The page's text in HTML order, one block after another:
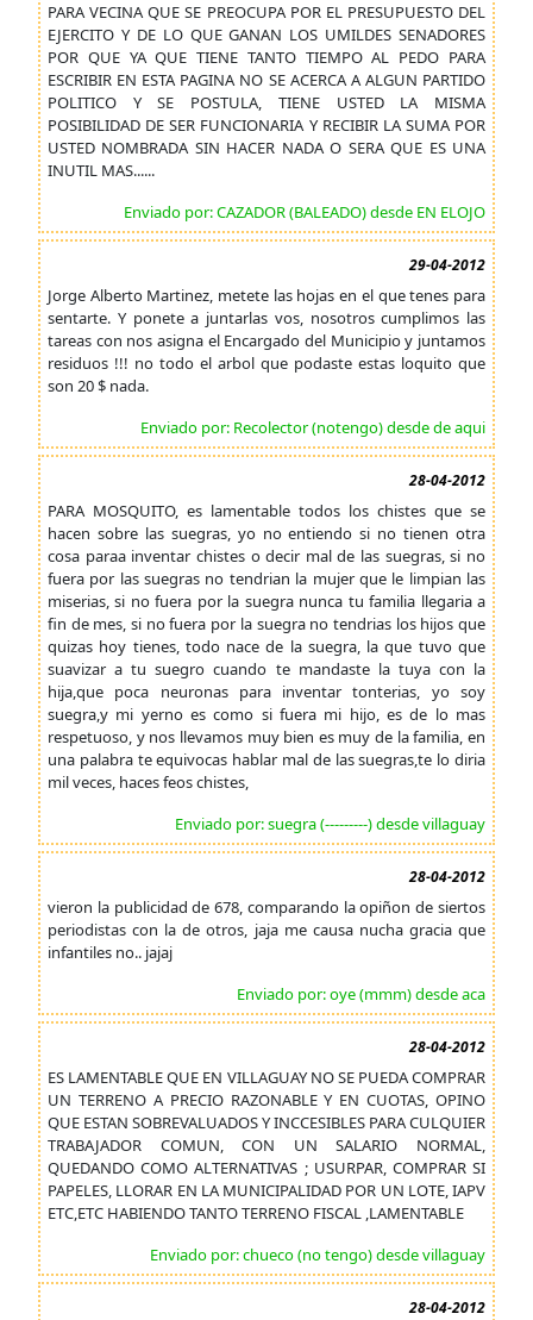
PARA VECINA QUE SE PREOCUPA POR EL PRESUPUESTO DEL
EJERCITO Y DE LO QUE GANAN LOS UMILDES SENADORES
POR QUE YA QUE TIENE TANTO TIEMPO AL PEDO PARA
ESCRIBIR EN ESTA PAGINA NO SE ACERCA A ALGUN PARTIDO
POLITICO Y SE POSTULA, TIENE USTED LA MISMA
POSIBILIDAD DE SER FUNCIONARIA Y RECIBIR LA SUMA POR
USTED NOMBRADA SIN HACER NADA O SERA QUE ES UNA
INUTIL MAS......
Enviado por: CAZADOR (BALEADO) desde EN ELOJO
29-04-2012
Jorge Alberto Martinez, metete las hojas en el que tenes para
sentarte. Y ponete a juntarlas vos, nosotros cumplimos las
tareas con nos asigna el Encargado del Municipio y juntamos
residuos !!! no todo el arbol que podaste estas loquito que
son 20 $ nada.
Enviado por: Recolector (notengo) desde de aqui
28-04-2012
PARA MOSQUITO, es lamentable todos los chistes que se
hacen sobre las suegras, yo no entiendo si no tienen otra
cosa paraa inventar chistes o decir mal de las suegras, si no
fuera por las suegras no tendrian la mujer que le limpian las
miserias, si no fuera por la suegra nunca tu familia llegaria a
fin de mes, si no fuera por la suegra no tendrias los hijos que
quizas hoy tienes, todo nace de la suegra, la que tuvo que
suavizar a tu suegro cuando te mandaste la tuya con la
hija,que poca neuronas para inventar tonterias, yo soy
suegra,y mi yerno es como si fuera mi hijo, es de lo mas
respetuoso, y nos llevamos muy bien es muy de la familia, en
una palabra te equivocas hablar mal de las suegras,te lo diria
mil veces, haces feos chistes,
Enviado por: suegra (---------) desde villaguay
28-04-2012
vieron la publicidad de 678, comparando la opiñon de siertos
periodistas con la de otros, jaja me causa nucha gracia que
infantiles no.. jajaj
Enviado por: oye (mmm) desde aca
28-04-2012
ES LAMENTABLE QUE EN VILLAGUAY NO SE PUEDA COMPRAR
UN TERRENO A PRECIO RAZONABLE Y EN CUOTAS, OPINO
QUE ESTAN SOBREVALUADOS Y INCCESIBLES PARA CULQUIER
TRABAJADOR COMUN, CON UN SALARIO NORMAL,
QUEDANDO COMO ALTERNATIVAS ; USURPAR, COMPRAR SI
PAPELES, LLORAR EN LA MUNICIPALIDAD POR UN LOTE, IAPV
ETC,ETC HABIENDO TANTO TERRENO FISCAL ,LAMENTABLE
Enviado por: chueco (no tengo) desde villaguay
28-04-2012